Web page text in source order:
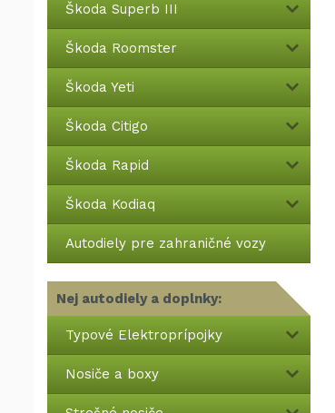
Škoda Superb III
Škoda Roomster
Škoda Yeti
Škoda Citigo
Škoda Rapid
Škoda Kodiaq
Autodiely pre zahraničné vozy
Nej autodiely a doplnky:
Typové Elektroprípojky
Nosiče a boxy